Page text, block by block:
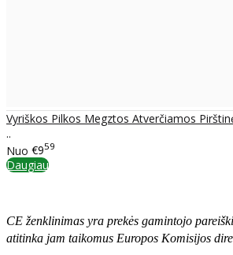
Vyriškos Pilkos Megztos Atverčiamos
..
Nuo €959
Daugiau
CE ženklinimas yra prekės gamintojo
atitinka jam taikomus Europos Komisijos